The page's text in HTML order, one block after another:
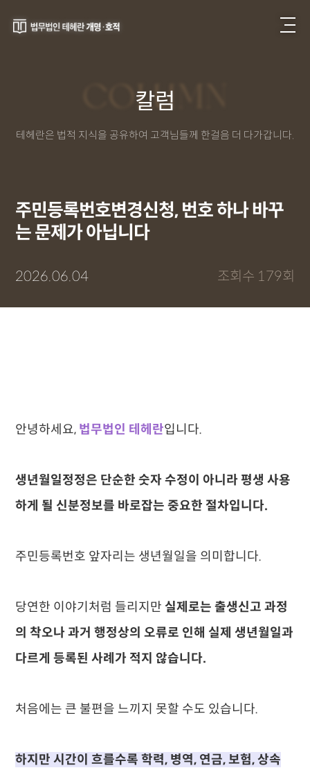
COLUMN
칼럼
테헤란은 법적 지식을 공유하여 고객님들께 한걸음 더 다가갑니다.
주민등록번호변경신청, 번호 하나 바꾸
는 문제가 아닙니다
2026.06.04 조회수 179회
안녕하세요, 법무법인 테헤란입니다.
생년월일정정은 단순한 숫자 수정이 아니라 평생 사용
하게 될 신분정보를 바로잡는 중요한 절차입니다.
주민등록번호 앞자리는 생년월일을 의미합니다.
당연한 이야기처럼 들리지만 실제로는 출생신고 과정
의 착오나 과거 행정상의 오류로 인해 실제 생년월일과
다르게 등록된 사례가 적지 않습니다.
처음에는 큰 불편을 느끼지 못할 수도 있습니다.
하지만 시간이 흐를수록 학력, 병역, 연금, 보험, 상속